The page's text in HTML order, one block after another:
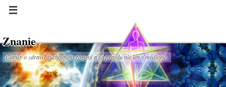
Znanie
Články o zdraví, duchovnom rozvoji a za pravdu nie len v medicíne.